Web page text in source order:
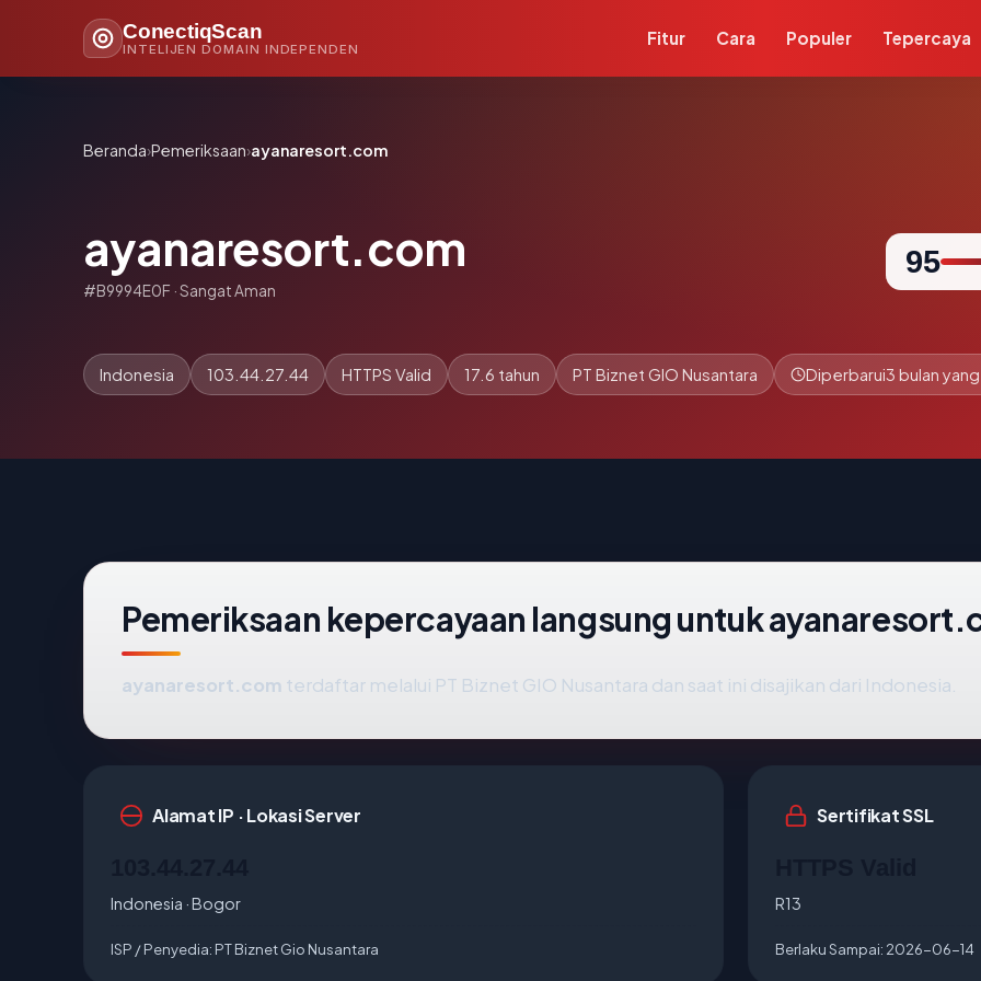
ConectiqScan
INTELIJEN DOMAIN INDEPENDEN
Fitur Cara Populer Tepercaya
Beranda›Pemeriksaan›ayanaresort.com
ayanaresort.com
#B9994E0F · Sangat Aman
95
Indonesia 103.44.27.44 HTTPS Valid 17.6 tahun PT Biznet GIO Nusantara Diperbarui3 bulan
Pemeriksaan kepercayaan langsung untuk
ayanaresort.com terdaftar melalui PT Biznet GIO Nusantara dan saat ini disajikan dari Indonesia.
Alamat IP · Lokasi Server
Indonesia · Bogor
ISP / Penyedia: PT Biznet Gio Nusantara
Sertifikat SSL
R13
Berlaku Sampai: 2026-06-14